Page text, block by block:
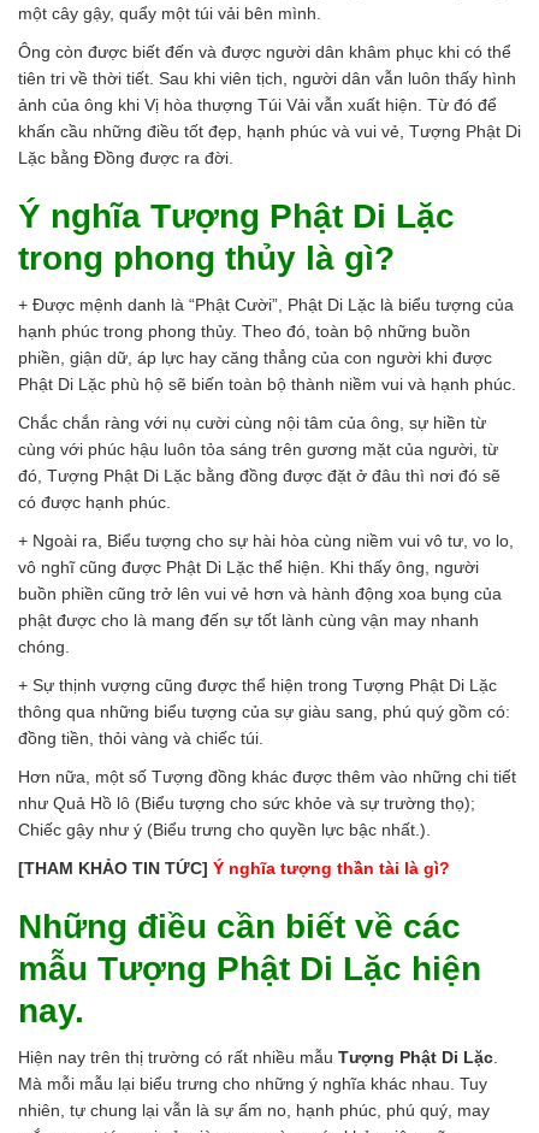
một cây gậy, quẩy một túi vải bên mình.
Ông còn được biết đến và được người dân khâm phục khi có thể
tiên tri về thời tiết. Sau khi viên tịch, người dân vẫn luôn thấy hình
ảnh của ông khi Vị hòa thượng Túi Vải vẫn xuất hiện. Từ đó để
khấn cầu những điều tốt đẹp, hạnh phúc và vui vẻ, Tượng Phật Di
Lặc bằng Đồng được ra đời.
Ý nghĩa Tượng Phật Di Lặc
trong phong thủy là gì?
+ Được mệnh danh là “Phật Cười”, Phật Di Lặc là biểu tượng của
hạnh phúc trong phong thủy. Theo đó, toàn bộ những buồn
phiền, giận dữ, áp lực hay căng thẳng của con người khi được
Phật Di Lặc phù hộ sẽ biến toàn bộ thành niềm vui và hạnh phúc.
Chắc chắn ràng với nụ cười cùng nội tâm của ông, sự hiền từ
cùng với phúc hậu luôn tỏa sáng trên gương mặt của người, từ
đó, Tượng Phật Di Lặc bằng đồng được đặt ở đâu thì nơi đó sẽ
có được hạnh phúc.
+ Ngoài ra, Biểu tượng cho sự hài hòa cùng niềm vui vô tư, vo lo,
vô nghĩ cũng được Phật Di Lặc thể hiện. Khi thấy ông, người
buồn phiền cũng trở lên vui vẻ hơn và hành động xoa bụng của
phật được cho là mang đến sự tốt lành cùng vận may nhanh
chóng.
+ Sự thịnh vượng cũng được thể hiện trong Tượng Phật Di Lặc
thông qua những biểu tượng của sự giàu sang, phú quý gồm có:
đồng tiền, thỏi vàng và chiếc túi.
Hơn nữa, một số Tượng đồng khác được thêm vào những chi tiết
như Quả Hồ lô (Biểu tượng cho sức khỏe và sự trường thọ);
Chiếc gậy như ý (Biểu trưng cho quyền lực bậc nhất.).
[THAM KHẢO TIN TỨC] Ý nghĩa tượng thần tài là gì?
Những điều cần biết về các
mẫu Tượng Phật Di Lặc hiện
nay.
Hiện nay trên thị trường có rất nhiều mẫu Tượng Phật Di Lặc.
Mà mỗi mẫu lại biểu trưng cho những ý nghĩa khác nhau. Tuy
nhiên, tự chung lại vẫn là sự ấm no, hạnh phúc, phú quý, may